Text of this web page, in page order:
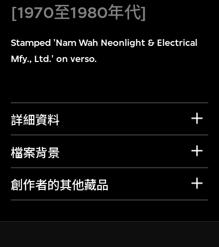
[1970至1980年代]
Stamped 'Nam Wah Neonlight & Electrical
Mfy., Ltd.' on verso.
詳細資料
檔案背景
創作者的其他藏品